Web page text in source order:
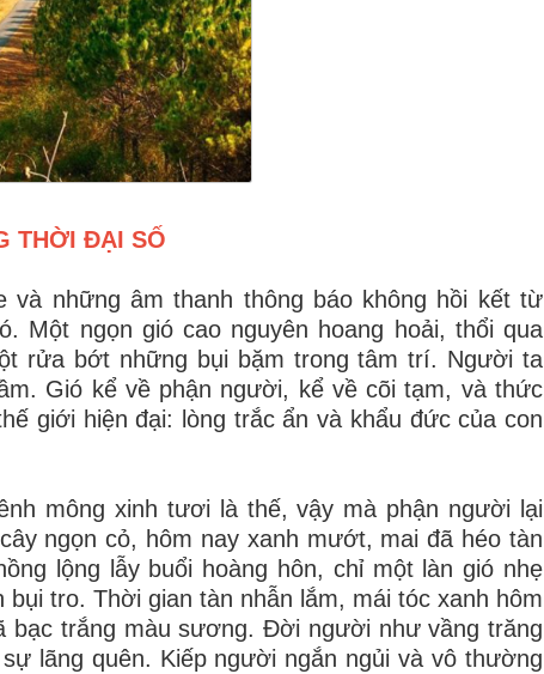
THỜI ĐẠI SỐ
và những âm thanh thông báo không hồi kết từ
Một ngọn gió cao nguyên hoang hoải, thổi qua
rửa bớt những bụi bặm trong tâm trí. Người ta
Gió kể về phận người, kể về cõi tạm, và thức
giới hiện đại: lòng trắc ẩn và khẩu đức của con
mông xinh tươi là thế, vậy mà phận người lại
ngọn cỏ, hôm nay xanh mướt, mai đã héo tàn
lộng lẫy buổi hoàng hôn, chỉ một làn gió nhẹ
tro. Thời gian tàn nhẫn lắm, mái tóc xanh hôm
bạc trắng màu sương. Đời người như vầng trăng
lãng quên. Kiếp người ngắn ngủi và vô thường